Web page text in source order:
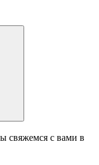
свяжемся с вами в